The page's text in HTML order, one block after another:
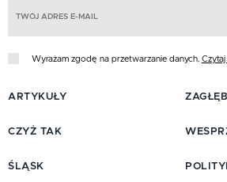
Wyrażam zgodę na przetwarzanie danych.
ARTYKUŁY
CZYŻ TAK
ŚLĄSK